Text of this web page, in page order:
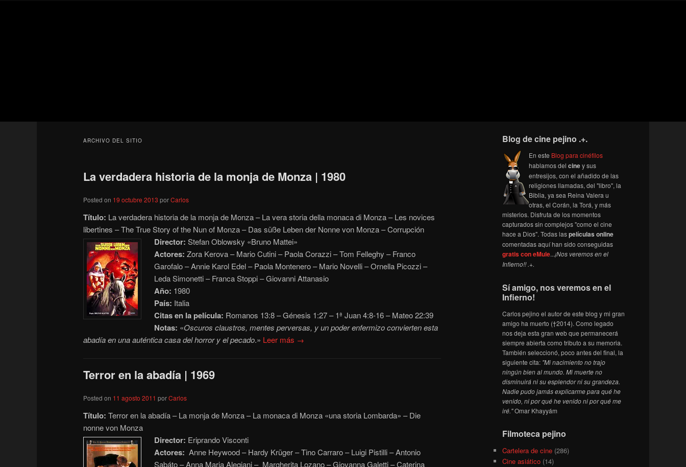
ARCHIVO DEL SITIO
La verdadera historia de la monja de Monza | 1980
Posted on 19 octubre 2013 porCarlos
Título: La verdadera historia de la monja de Monza – La vera storia della monaca di Monza – Les novices
libertines – The True Story of the Nun of Monza – Das süße Leben der Nonne von Monza – Corrupción
Director: Stefan Oblowsky «Bruno Mattei»
Actores: Zora Kerova – Mario Cutini – Paola Corazzi – Tom Felleghy – Franco
Garofalo – Annie Karol Edel – Paola Montenero – Mario Novelli – Ornella Picozzi –
Leda Simonetti – Franca Stoppi – Giovanni Attanasio
Año: 1980
País: Italia
Citas en la película: Romanos 13:8 – Génesis 1:27 – 1ª Juan 4:8-16 – Mateo 22:39
Notas: «Oscuros claustros, mentes perversas, y un poder enfermizo convierten esta
abadía en una auténtica casa del horror y el pecado.» Leer más →
Terror en la abadía | 1969
Posted on 11 agosto 2011 porCarlos
Título: Terror en la abadía – La monja de Monza – La monaca di Monza «una storia Lombarda» – Die
nonne von Monza
Director: Eriprando Visconti
Actores: Anne Heywood – Hardy Krüger – Tino Carraro – Luigi Pistilli – Antonio
Sabáto – Anna Maria Alegiani – Margherita Lozano – Giovanna Galetti – Caterina
Blog de cine pejino .+.
En este Blog para cinéfilos
hablamos del ciney sus
entresijos, con el añadido de las
religiones llamadas, del "libro", la
Biblia, ya sea Reina Valera u
otras, el Corán, la Torá, y más
misterios. Disfruta de los momentos
capturados sin complejos "como el cine
hace a Dios". Todas laspelículas online
comentadas aquí han sido conseguidas
gratis con eMule...¡Nos veremos en el
Infierno!! .+.
Sí amigo, nos veremos en el
Infierno!
Carlos pejino el autor de este blog y mi gran
amigo ha muerto (†2014). Como legado
nos deja esta gran web que permanecerá
siempre abierta como tributo a su memoria.
También seleccionó, poco antes del final, la
siguiente cita: "Mi nacimiento no trajo
ningún bien al mundo. Mi muerte no
disminuirá ni su esplendor ni su grandeza.
Nadie pudo jamás explicarme para qué he
venido, ni por qué he venido ni por qué me
iré."Omar Khayyám
Filmoteca pejino
Cartelera de cine (286)
Cine asiático (14)